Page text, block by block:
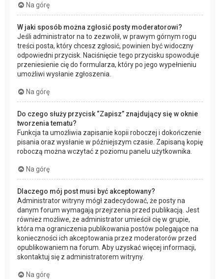
Na górę
W jaki sposób można zgłosić posty moderatorowi?
Jeśli administrator na to zezwolił, w prawym górnym rogu
treści posta, który chcesz zgłosić, powinien być widoczny
odpowiedni przycisk. Naciśnięcie tego przycisku spowoduje
przeniesienie cię do formularza, który po jego wypełnieniu
umożliwi wysłanie zgłoszenia.
Na górę
Do czego służy przycisk “Zapisz” znajdujący się w oknie
tworzenia tematu?
Funkcja ta umożliwia zapisanie kopii roboczej i dokończenie
pisania oraz wysłanie w późniejszym czasie. Zapisaną kopię
roboczą można wczytać z poziomu panelu użytkownika.
Na górę
Dlaczego mój post musi być akceptowany?
Administrator witryny mógł zadecydować, że posty na
danym forum wymagają przejrzenia przed publikacją. Jest
również możliwe, że administrator umieścił cię w grupie,
która ma ograniczenia publikowania postów polegające na
konieczności ich akceptowania przez moderatorów przed
opublikowaniem na forum. Aby uzyskać więcej informacji,
skontaktuj się z administratorem witryny.
Na górę